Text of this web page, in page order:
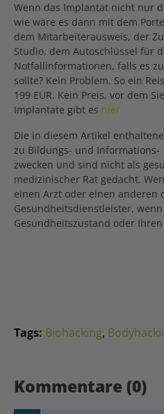
Wenn das Implantat nicht nur
wie wäre es dann mit dem
dem Mitarbeiterausweis, der
Studio, dem Autoschlüssel für
Notfallinformationen, falls es
sollte? Kein Problem. So ein
199 EUR. Kein Preis, vor dem
Implantate gibt es hier
Die in diesem Artikel
zu Bildungs- und Informations-
zwecken und sind nicht als
medizinischer Rat gedacht.
einen Arzt oder einen anderen
Gesundheitsdienstleister,
Gesundheitszustand oder
Tags: Biohacking,
Kommentare (0)